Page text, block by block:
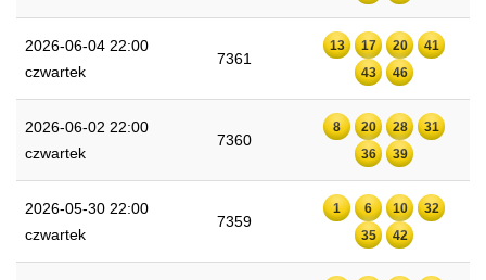
2026-06-04 22:00
czwartek
7361
13 17 20
41
43
46
2026-06-02 22:00
czwartek
7360
8 20 28
31
36
39
2026-05-30 22:00
czwartek
7359
1 6 10
32
35
42